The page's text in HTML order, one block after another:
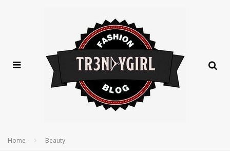
Home Beauty